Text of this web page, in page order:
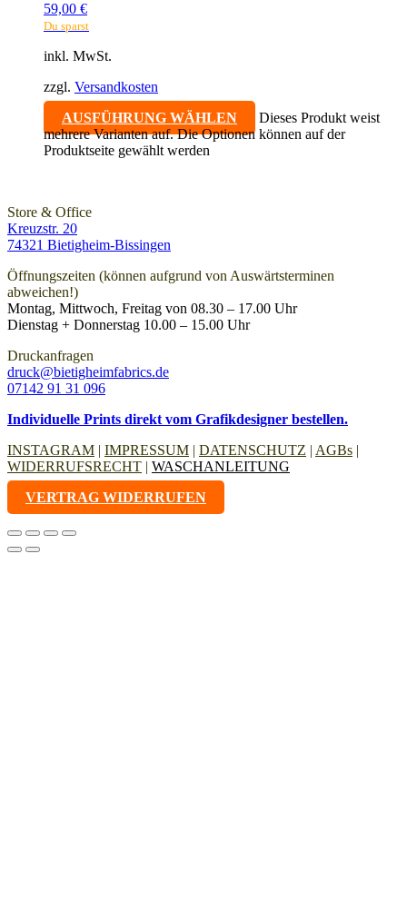
59,00 €
Du sparst
inkl. MwSt.
zzgl. Versandkosten
AUSFÜHRUNG WÄHLEN
Dieses Produkt weist
mehrere Varianten auf. Die Optionen können auf der
Produktseite gewählt werden
Store & Office
Kreuzstr. 20
74321 Bietigheim-Bissingen
Öffnungszeiten (können aufgrund von Auswärtsterminen
abweichen!)
Montag, Mittwoch, Freitag von 08.30 – 17.00 Uhr
Dienstag + Donnerstag 10.00 – 15.00 Uhr
Druckanfragen
druck@bietigheimfabrics.de
07142 91 31 096
Individuelle Prints direkt vom Grafikdesigner bestellen.
INSTAGRAM | IMPRESSUM | DATENSCHUTZ | AGBs |
WIDERRUFSRECHT | WASCHANLEITUNG
VERTRAG WIDERRUFEN